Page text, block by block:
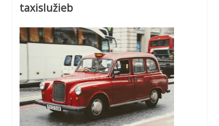
taxislužieb